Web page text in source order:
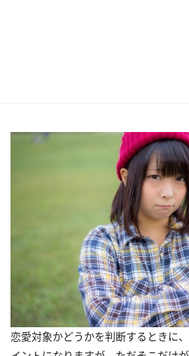
恋愛対象かどうかを判断するときに